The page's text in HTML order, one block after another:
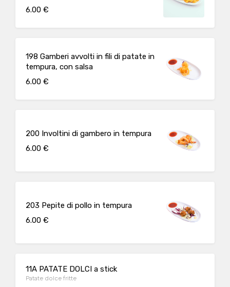
6.00 €
198 Gamberi avvolti in fili di patate in
tempura, con salsa
6.00 €
200 Involtini di gambero in tempura
6.00 €
203 Pepite di pollo in tempura
6.00 €
11A PATATE DOLCI a stick
Patate dolce fritte